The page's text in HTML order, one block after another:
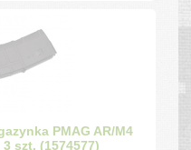
PMAG AR/M4
szt. (1574577)